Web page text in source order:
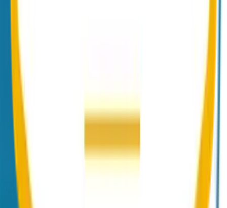
Mehr erfahren
Secure Message Portal
Empfänger-Web-Reader für Schlüssel-lose Empfänger.
Mehr erfahren
Verschlüsselung für Thunderbird
Ohne Add-on und ohne Zertifikate auf den Endgeräten.
Mehr erfahren
Auch im Vergleich